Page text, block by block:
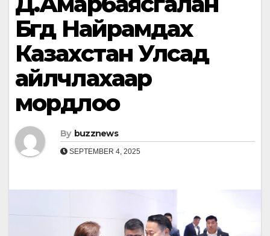
Бүгд Найрамдах
Казахстан Улсад
айлчлахаар
мордлоо
By buzznews
SEPTEMBER 4, 2025